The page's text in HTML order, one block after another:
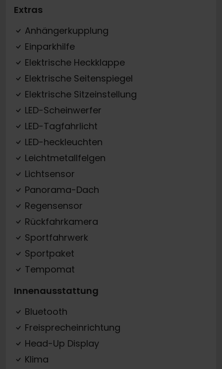
Extras
Anhängerkupplung
Einparkhilfe
Elektrische Heckklappe
Elektrische Seitenspiegel
Elektrische Sitzeinstellung
LED-Scheinwerfer
LED-Tagfahrlicht
LED-heckleuchten
Leichtmetallfelgen
Lichtsensor
Panorama-Dach
Regensensor
Rückfahrkamera
Sportfahrwerk
Sportpaket
Tempomat
Innenausstattung
Bluetooth
Freisprecheinrichtung
Head-Up Display
Klima